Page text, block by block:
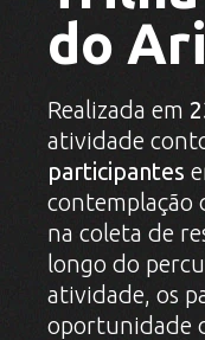
do
Realizada em
atividade
participantes
contemplação
na coleta de
longo do
atividade, os
oportunidade